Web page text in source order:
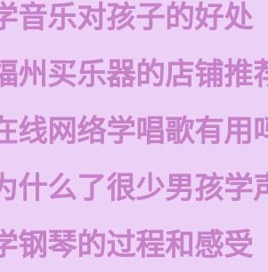
音乐对孩子的好处
州买乐器的店铺推
线网络学唱歌有用
什么了很少男孩学
钢琴的过程和感受